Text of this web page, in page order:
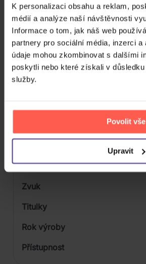
K personalizaci obsahu a reklam,
médií a analýze naší návštěvnosti
Informace o tom, jak náš web
partnery pro sociální média, inzerci a
údaje mohou zkombinovat s dalšími
poskytli nebo které získali v
služby.
Povolit vše
Upravit
Vinyl
Počet CD
Počet MC
Počet DVD
Počet BD
Počet vinyl
1
Počet Platform Album
Zvuk
Titulky
Rok výroby
Přístupnost